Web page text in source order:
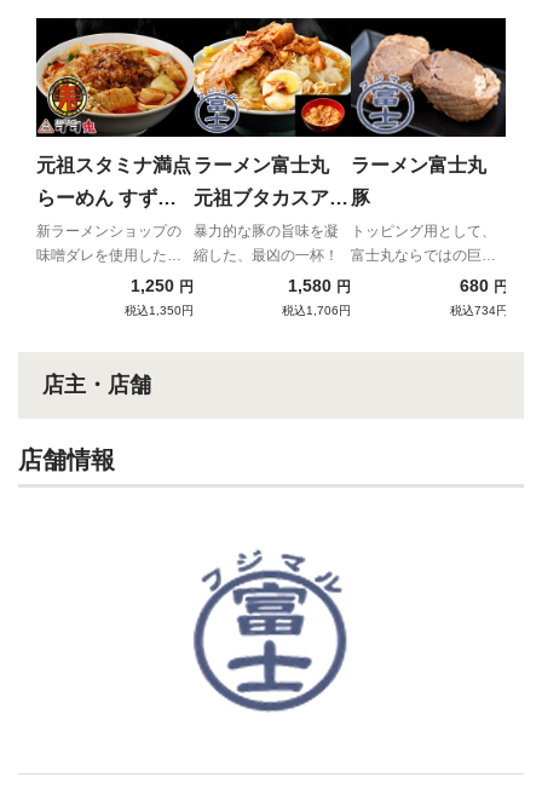
元祖スタミナ満点
らーめん すず鬼
味噌スタ満(ピリ
辛スタミナアブラ
新ラーメンショップの
味噌ダレを使用した、
元祖スタ満の進化系！
1,250 円
税込1,350円
ラーメン富士丸
元祖ブタカスアブ
ラ富士丸（カラメ
付き）
暴力的な豚の旨味を凝
縮した、最凶の一杯！
1,580 円
税込1,706円
ラーメン富士丸
豚
トッピング用として、
富士丸ならではの巨大
豚を用意しました！
680 円
税込734円
店主・店舗
店舗情報